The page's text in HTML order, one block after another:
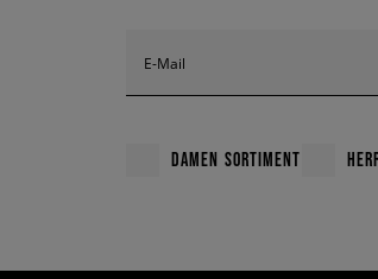
E-Mail
DAMEN SORTIMENT